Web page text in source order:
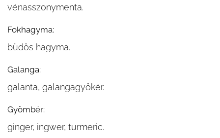
vénasszonymenta.
Fokhagyma:
büdös hagyma.
Galanga:
galanta, galangagyökér.
Gyömbér:
ginger, ingwer, turmeric.